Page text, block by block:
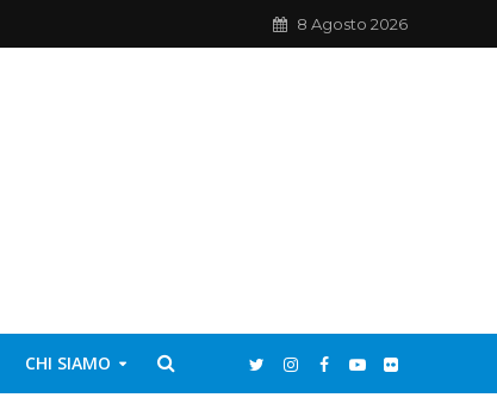
8 Agosto 2026
CHI SIAMO